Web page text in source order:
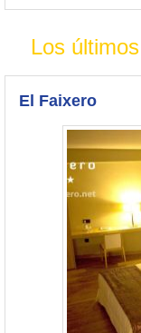
Los
El Faixero